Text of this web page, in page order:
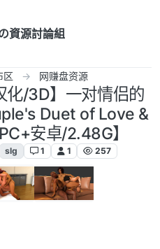
資源討論組
区 网赚盘资源
化/3D】一对情侣的
Duet of Love &
安卓/2.48G】
slg 1 1 257